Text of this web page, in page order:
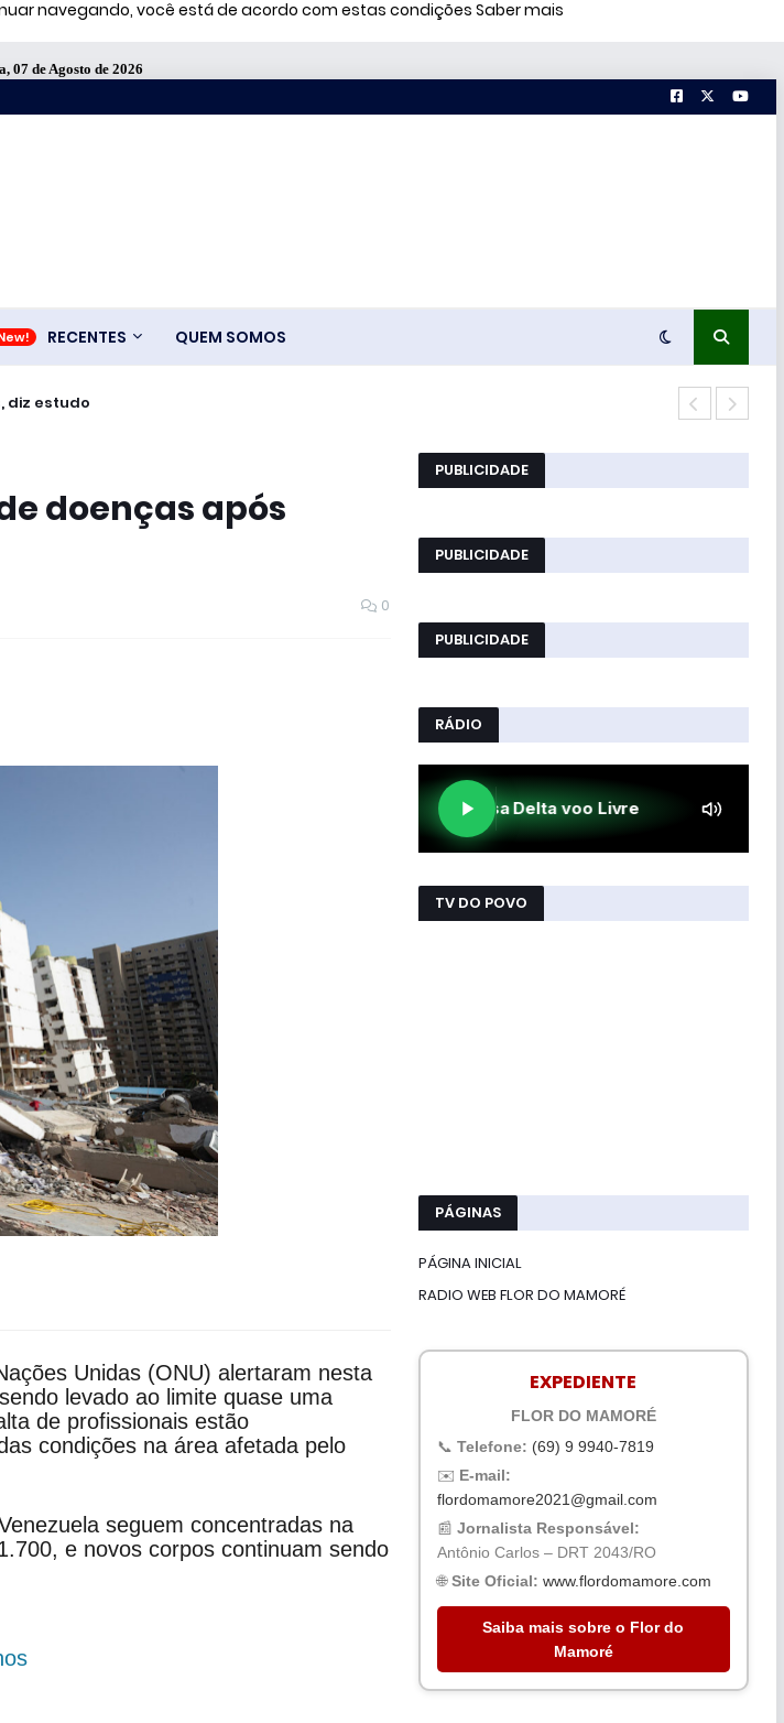
navegando, você está de acordo com estas condições Saber mais
07 de Agosto de 2026
RECENTES QUEM SOMOS
diz estudo
doenças após
0
Unidas (ONU) alertaram nesta
levado ao limite quase uma
de profissionais estão
condições na área afetada pelo
seguem concentradas na
e novos corpos continuam sendo
PUBLICIDADE
PUBLICIDADE
PUBLICIDADE
RÁDIO
TV DO POVO
PÁGINAS
PÁGINA INICIAL
RADIO WEB FLOR DO MAMORÉ
EXPEDIENTE
FLOR DO MAMORÉ
📞 Telefone: (69) 9 9940-7819
✉️ E-mail:
flordomamore2021@gmail.com
📰 Jornalista Responsável:
Antônio Carlos – DRT 2043/RO
🌐Site Oficial: www.flordomamore.com
Saiba mais sobre o Flor do
Mamoré